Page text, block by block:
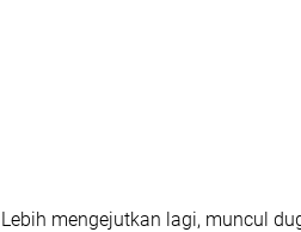
Lebih mengejutkan lagi, muncul